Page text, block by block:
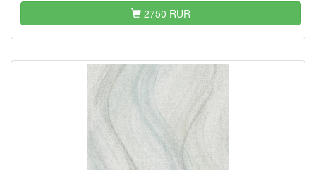
2750 RUR